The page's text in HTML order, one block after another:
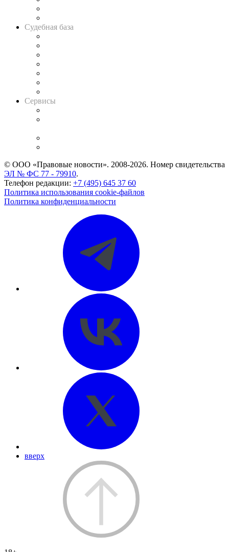
Судебная база
Сервисы
© ООО «Правовые новости». 2008-2026. Номер свидетельства
ЭЛ № ФС 77 - 79910.
Телефон редакции: +7 (495) 645 37 60
Политика использования cookie-файлов
Политика конфиденциальности
вверх